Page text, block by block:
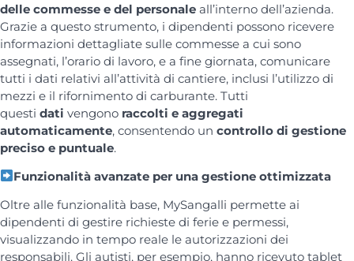
delle commesse e del personale all’interno dell’azienda.
Grazie a questo strumento, i dipendenti possono ricevere
informazioni dettagliate sulle commesse a cui sono
assegnati, l’orario di lavoro, e a fine giornata, comunicare
tutti i dati relativi all’attività di cantiere, inclusi l’utilizzo di
mezzi e il rifornimento di carburante. Tutti
questi dati vengono raccolti e aggregati
automaticamente, consentendo un controllo di gestione
preciso e puntuale.
Funzionalità avanzate per una gestione ottimizzata
Oltre alle funzionalità base, MySangalli permette ai
dipendenti di gestire richieste di ferie e permessi,
visualizzando in tempo reale le autorizzazioni dei
responsabili. Gli autisti, per esempio, hanno ricevuto tablet